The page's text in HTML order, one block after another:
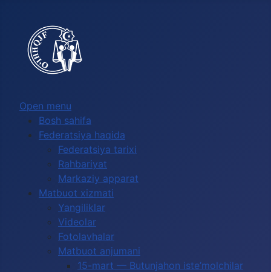
Open menu
Bosh sahifa
Federatsiya haqida
Federatsiya tarixi
Rahbariyat
Markaziy apparat
Matbuot xizmati
Yangiliklar
Videolar
Fotolavhalar
Matbuot anjumani
15-mart — Butunjahon iste’molchilar